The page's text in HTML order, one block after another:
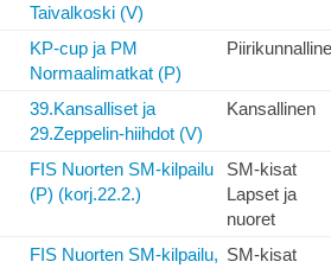
Taivalkoski (V)
KP-cup ja PM
Normaalimatkat (P)
39.Kansalliset ja
29.Zeppelin-hiihdot (V)
Kansallinen
FIS Nuorten SM-kilpailu
(P) (korj.22.2.)
SM-kisat
Lapset ja
nuoret
FIS Nuorten SM-kilpailu, SM-kisat